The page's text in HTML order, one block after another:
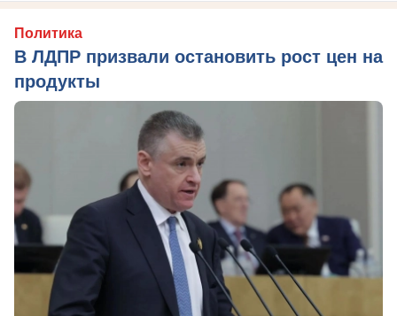
Политика
В ЛДПР призвали остановить рост цен на
продукты